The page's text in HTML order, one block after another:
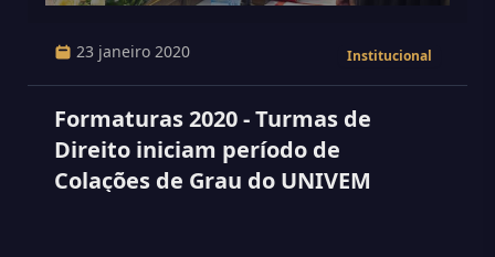
23 janeiro 2020 Institucional
Formaturas 2020 - Turmas de
Direito iniciam período de
Colações de Grau do UNIVEM